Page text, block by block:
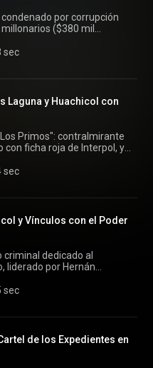
por corrupción
($380 mil
político a reformas de
sec
Laguna y Huachicol con
Primos": contralmirante
con ficha roja de Interpol, y
encabezaban tráfico de
sec
y Vínculos con el Poder
dedicado al
liderado por Hernán
de MCCI
sec
de los Expedientes en